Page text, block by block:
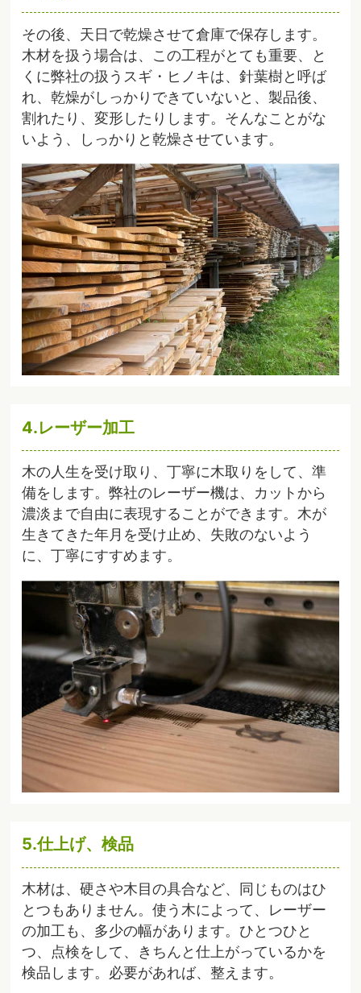
その後、天日で乾燥させて倉庫で保存します。
木材を扱う場合は、この工程がとても重要、と
くに弊社の扱うスギ・ヒノキは、針葉樹と呼ば
れ、乾燥がしっかりできていないと、製品後、
割れたり、変形したりします。そんなことがな
いよう、しっかりと乾燥させています。
4.レーザー加工
木の人生を受け取り、丁寧に木取りをして、準
備をします。弊社のレーザー機は、カットから
濃淡まで自由に表現することができます。木が
生きてきた年月を受け止め、失敗のないよう
に、丁寧にすすめます。
5.仕上げ、検品
木材は、硬さや木目の具合など、同じものはひ
とつもありません。使う木によって、レーザー
の加工も、多少の幅があります。ひとつひと
つ、点検をして、きちんと仕上がっているかを
検品します。必要があれば、整えます。